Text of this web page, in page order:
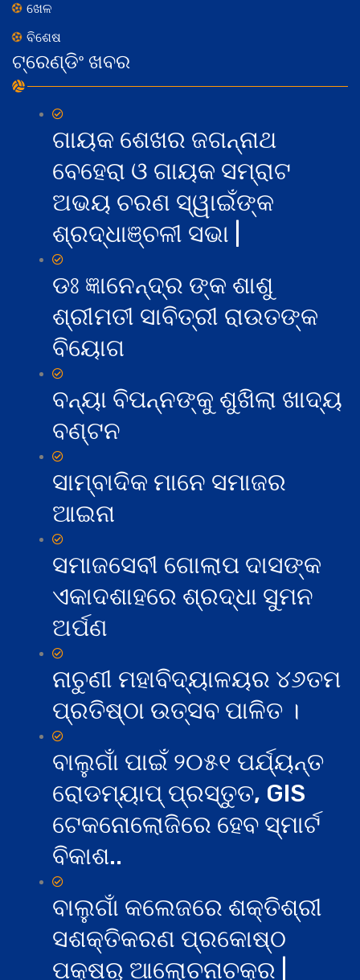
ଖେଳ
ବିଶେଷ
ଟ୍ରେଣ୍ଡିଂ ଖବର
ଗାୟକ ଶେଖର ଜଗନ୍ନାଥ
ବେହେରା ଓ ଗାୟକ ସମ୍ରାଟ
ଅଭୟ ଚରଣ ସ୍ୱାଇଁଙ୍କ
ଶ୍ରଦ୍ଧାଞ୍ଚଳୀ ସଭା |
ଡଃ ଜ୍ଞାନେନ୍ଦ୍ର ଙ୍କ ଶାଶୁ
ଶ୍ରୀମତୀ ସାବିତ୍ରୀ ରାଉତଙ୍କ
ବିୟୋଗ
ବନ୍ୟା ବିପନ୍ନଙ୍କୁ ଶୁଖିଲା ଖାଦ୍ୟ
ବଣ୍ଟନ
ସାମ୍ବାଦିକ ମାନେ ସମାଜର
ଆଇନା
ସମାଜସେବୀ ଗୋଲାପ ଦାସଙ୍କ
ଏକାଦଶାହରେ ଶ୍ରଦ୍ଧା ସୁମନ
ଅର୍ପଣ
ନାଚୁଣୀ ମହାବିଦ୍ୟାଳୟର ୪୬ତମ
ପ୍ରତିଷ୍ଠା ଉତ୍ସବ ପାଳିତ ।
ବାଲୁଗାଁ ପାଇଁ ୨୦୫୧ ପର୍ଯ୍ୟନ୍ତ
ରୋଡମ୍ୟାପ୍ ପ୍ରସ୍ତୁତ, GIS
ଟେକନୋଲୋଜିରେ ହେବ ସ୍ମାର୍ଟ
ବିକାଶ..
ବାଲୁଗାଁ କଲେଜରେ ଶକ୍ତିଶ୍ରୀ
ସଶକ୍ତିକରଣ ପ୍ରକୋଷ୍ଠ
ପକ୍ଷରୁ ଆଲୋଚନାଚକ୍ର |